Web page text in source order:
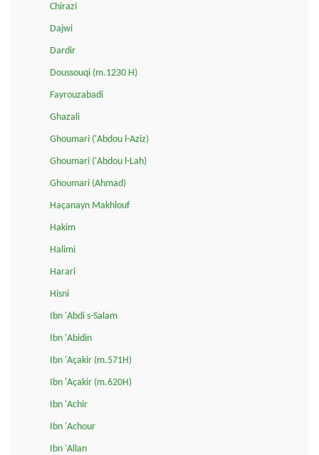
Chirazi
Dajwi
Dardir
Doussouqi (m.1230 H)
Fayrouzabadi
Ghazali
Ghoumari ('Abdou l-Aziz)
Ghoumari ('Abdou l-Lah)
Ghoumari (Ahmad)
Haçanayn Makhlouf
Hakim
Halimi
Harari
Hisni
Ibn 'Abdi s-Salam
Ibn 'Abidin
Ibn 'Açakir (m.571H)
Ibn 'Açakir (m.620H)
Ibn 'Achir
Ibn 'Achour
Ibn 'Allan